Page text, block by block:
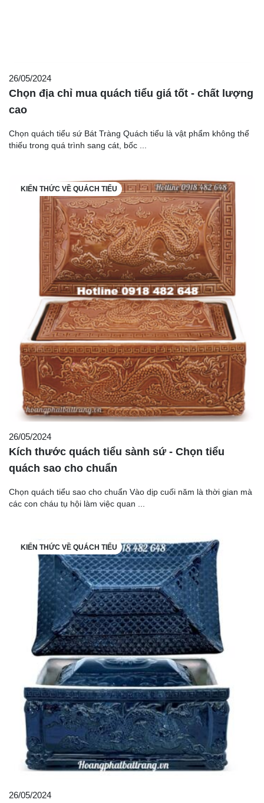
26/05/2024
Chọn địa chỉ mua quách tiểu giá tốt - chất lượng
cao
Chọn quách tiểu sứ Bát Tràng Quách tiểu là vật phẩm không thể
thiếu trong quá trình sang cát, bốc ...
KIẾN THỨC VỀ QUÁCH TIỂU
26/05/2024
Kích thước quách tiểu sành sứ - Chọn tiểu
quách sao cho chuẩn
Chọn quách tiểu sao cho chuẩn Vào dịp cuối năm là thời gian mà
các con cháu tụ hội làm việc quan ...
KIẾN THỨC VỀ QUÁCH TIỂU
26/05/2024